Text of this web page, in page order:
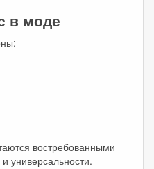
в моде
востребованными
универсальности.